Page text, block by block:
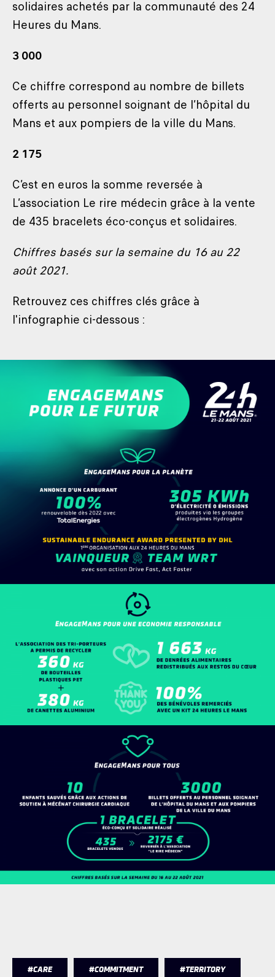
solidaires achetés par la communauté des 24
Heures du Mans.
3 000
Ce chiffre correspond au nombre de billets
offerts au personnel soignant de l’hôpital du
Mans et aux pompiers de la ville du Mans.
2 175
C’est en euros la somme reversée à
L’association Le rire médecin grâce à la vente
de 435 bracelets éco-conçus et solidaires.
Chiffres basés sur la semaine du 16 au 22
août 2021.
Retrouvez ces chiffres clés grâce à
l'infographie ci-dessous :
#CARE #COMMITMENT #TERRITORY